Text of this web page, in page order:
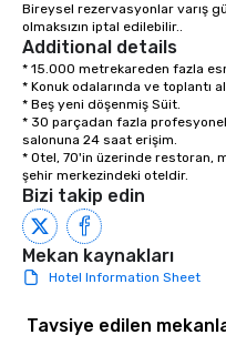
Bireysel rezervasyonlar varış
olmaksızın iptal edilebilir..
Additional details
* 15.000 metrekareden fazla
* Konuk odalarında ve toplantı
* Beş yeni döşenmiş Süit.
* 30 parçadan fazla
salonuna 24 saat erişim.
* Otel, 70'in üzerinde restoran,
şehir merkezindeki oteldir.
Bizi takip edin
Mekan kaynakları
Hotel Information Sheet
Tavsiye edilen